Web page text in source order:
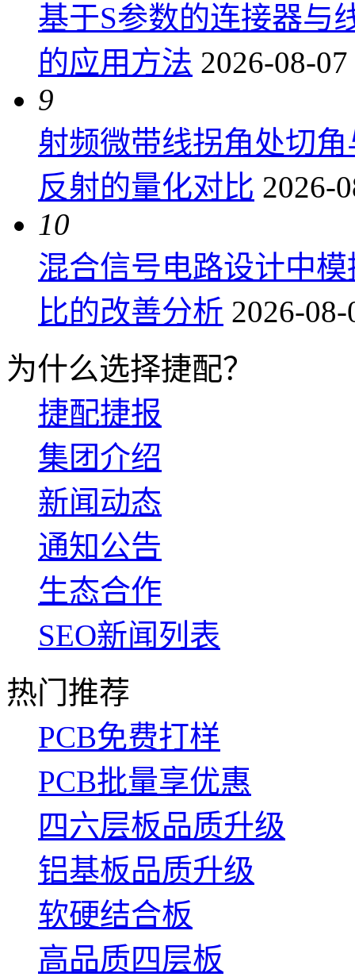
基于S参数的连接器与
的应用方法 2026-08-
9
射频微带线拐角处切
反射的量化对比 2026-
10
混合信号电路设计中
比的改善分析 2026-
为什么选择捷配？
捷配捷报
集团介绍
新闻动态
通知公告
生态合作
SEO新闻列表
热门推荐
PCB免费打样
PCB批量享优惠
四六层板品质升级
铝基板品质升级
软硬结合板
高品质四层板